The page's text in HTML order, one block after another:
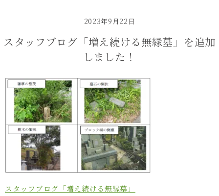
2023年9月22日
スタッフブログ「増え続ける無縁墓」を追加
しました！
スタッフブログ「増え続ける無縁墓」